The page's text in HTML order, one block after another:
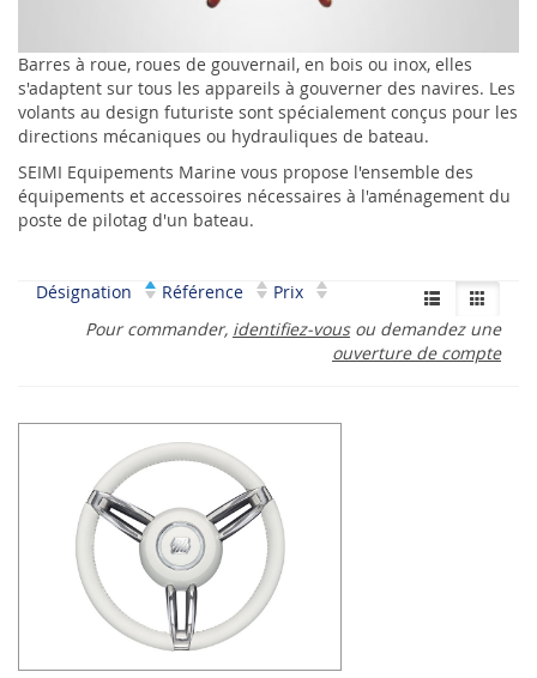
Barres à roue, roues de gouvernail, en bois ou inox, elles
s'adaptent sur tous les appareils à gouverner des navires. Les
volants au design futuriste sont spécialement conçus pour les
directions mécaniques ou hydrauliques de bateau.
SEIMI Equipements Marine vous propose l'ensemble des
équipements et accessoires nécessaires à l'aménagement du
poste de pilotag d'un bateau.
Désignation Référence
Prix
Pour commander, identifiez-vousou demandez une
ouverture de compte